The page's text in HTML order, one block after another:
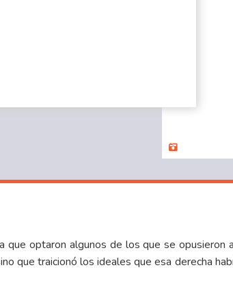
optaron algunos de los que se opusieron
que traicionó los ideales que esa derecha